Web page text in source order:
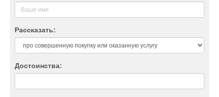
Рассказать:
Достоинства: